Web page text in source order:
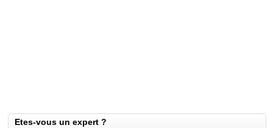
Etes-vous un expert ?